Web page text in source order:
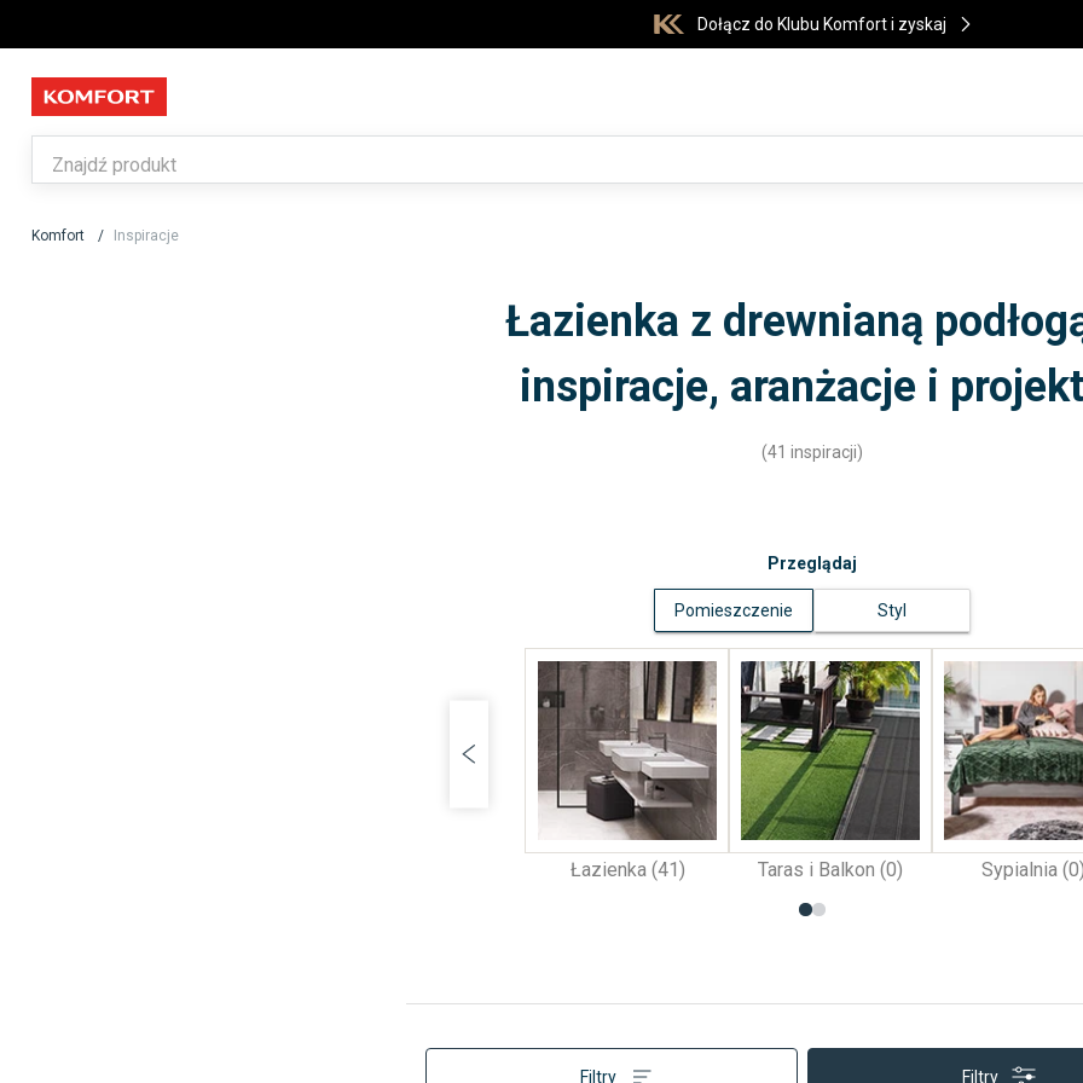
Dołącz do Klubu Komfort i zyskaj
Komfort Inspiracje
Łazienka z drewnianą
inspiracje, aranżacje i
(41 inspiracji)
Przeglądaj
Pomieszczenie Styl
Łazienka (41) Taras i Balkon (0) Sypialnia
Filtry Filtry